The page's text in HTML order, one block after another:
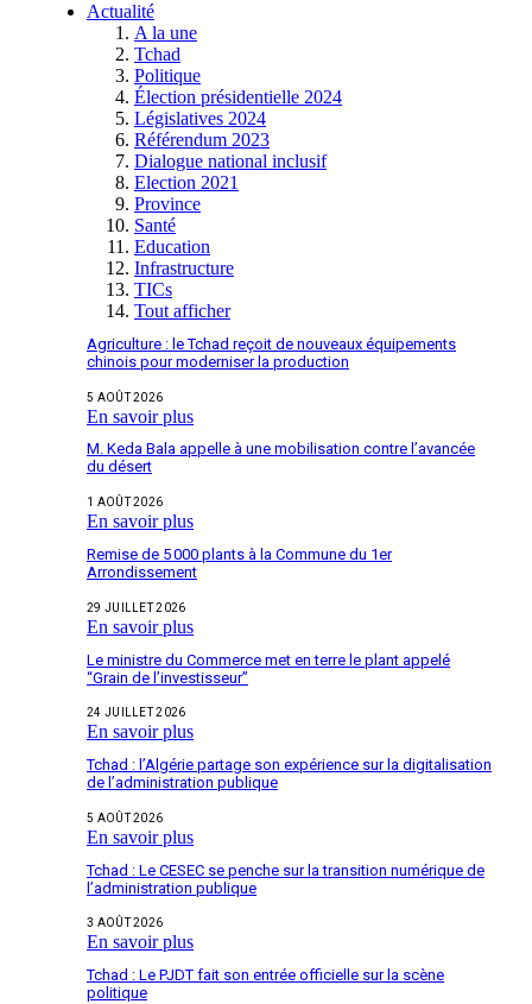
Actualité
A la une
Tchad
Politique
Élection présidentielle 2024
Législatives 2024
Référendum 2023
Dialogue national inclusif
Election 2021
Province
Santé
Education
Infrastructure
TICs
Tout afficher
Agriculture : le Tchad reçoit de nouveaux équipements
chinois pour moderniser la production
5 AOÛT 2026
En savoir plus
M. Keda Bala appelle à une mobilisation contre l’avancée
du désert
1 AOÛT 2026
En savoir plus
Remise de 5 000 plants à la Commune du 1er
Arrondissement
29 JUILLET 2026
En savoir plus
Le ministre du Commerce met en terre le plant appelé
“Grain de l’investisseur”
24 JUILLET 2026
En savoir plus
Tchad : l’Algérie partage son expérience sur la digitalisation
de l’administration publique
5 AOÛT 2026
En savoir plus
Tchad : Le CESEC se penche sur la transition numérique de
l’administration publique
3 AOÛT 2026
En savoir plus
Tchad : Le PJDT fait son entrée officielle sur la scène
politique